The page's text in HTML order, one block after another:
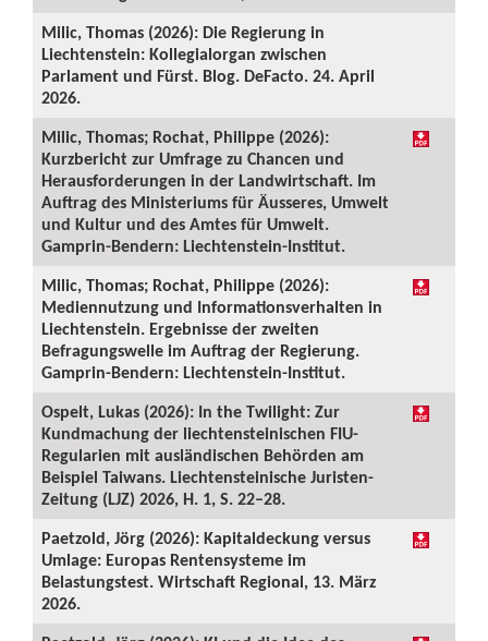
Milic, Thomas (2026): Die Regierung in
Liechtenstein: Kollegialorgan zwischen
Parlament und Fürst. Blog. DeFacto. 24. April
2026.
Milic, Thomas; Rochat, Philippe (2026):
Kurzbericht zur Umfrage zu Chancen und
Herausforderungen in der Landwirtschaft. Im
Auftrag des Ministeriums für Äusseres, Umwelt
und Kultur und des Amtes für Umwelt.
Gamprin-Bendern: Liechtenstein-Institut.
Milic, Thomas; Rochat, Philippe (2026):
Mediennutzung und Informationsverhalten in
Liechtenstein. Ergebnisse der zweiten
Befragungswelle im Auftrag der Regierung.
Gamprin-Bendern: Liechtenstein-Institut.
Ospelt, Lukas (2026): In the Twilight: Zur
Kundmachung der liechtensteinischen FIU-
Regularien mit ausländischen Behörden am
Beispiel Taiwans. Liechtensteinische Juristen-
Zeitung (LJZ) 2026, H. 1, S. 22–28.
Paetzold, Jörg (2026): Kapitaldeckung versus
Umlage: Europas Rentensysteme im
Belastungstest. Wirtschaft Regional, 13. März
2026.